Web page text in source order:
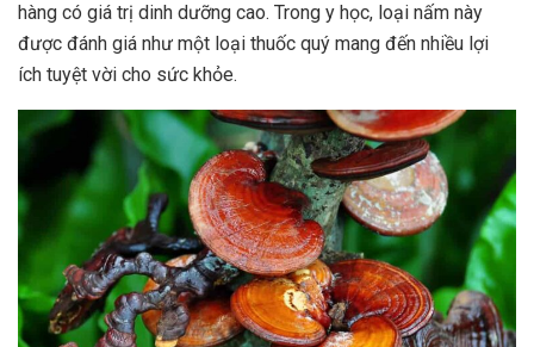
hàng có giá trị dinh dưỡng cao. Trong y học, loại nấm này
được đánh giá như một loại thuốc quý mang đến nhiều lợi
ích tuyệt vời cho sức khỏe.